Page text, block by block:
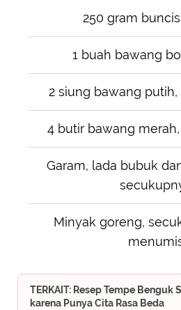
250 gram
1 buah bawang
2 siung bawang
4 butir bawang
Garam, lada bubuk
Minyak goreng,
TERKAIT: Resep Tempe Benguk
karena Punya Cita Rasa Beda